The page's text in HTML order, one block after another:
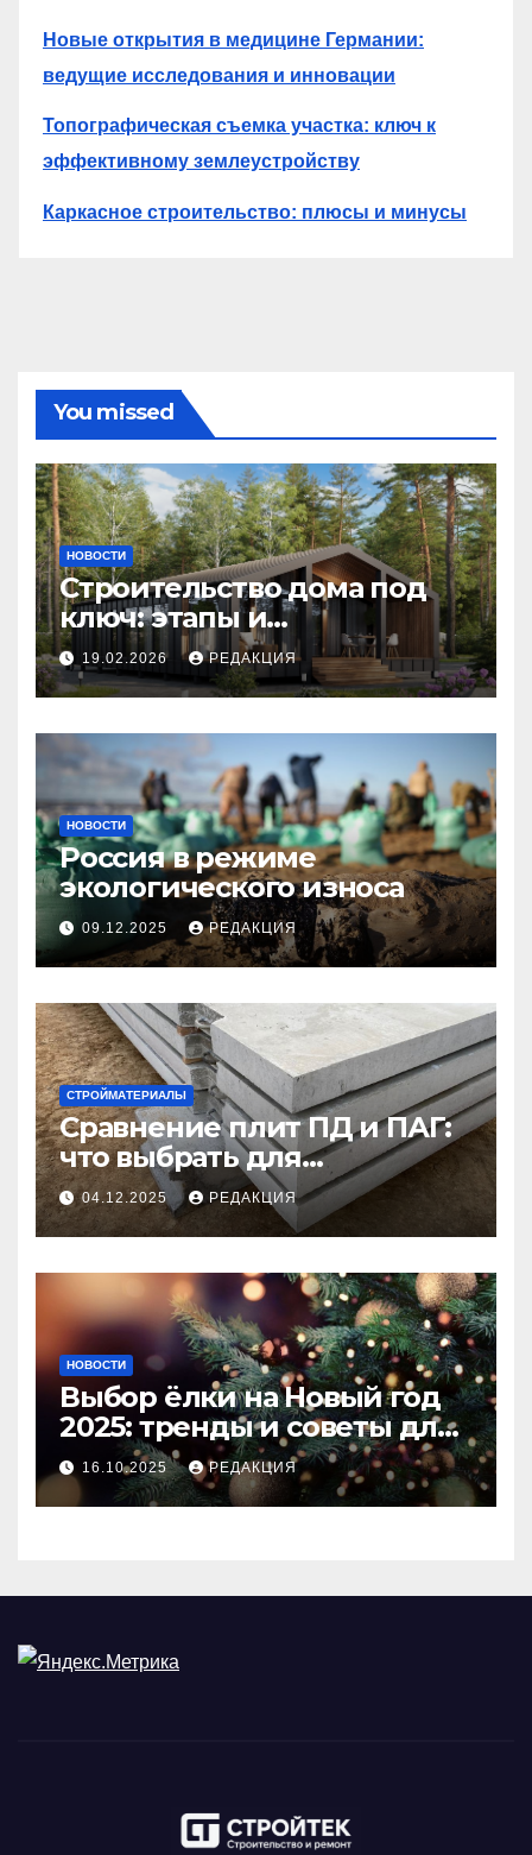
Новые открытия в медицине Германии:
ведущие исследования и инновации
Топографическая съемка участка: ключ к
эффективному землеустройству
Каркасное строительство: плюсы и минусы
You missed
НОВОСТИ
Строительство дома под
ключ: этапы и
планирование бюджета
19.02.2026 РЕДАКЦИЯ
НОВОСТИ
Россия в режиме
экологического износа
09.12.2025 РЕДАКЦИЯ
СТРОЙМАТЕРИАЛЫ
Сравнение плит ПД и ПАГ:
что выбрать для
долговечного и прочного
покрытия
04.12.2025 РЕДАКЦИЯ
НОВОСТИ
Выбор ёлки на Новый год
2025: тренды и советы для
идеального праздника
16.10.2025 РЕДАКЦИЯ